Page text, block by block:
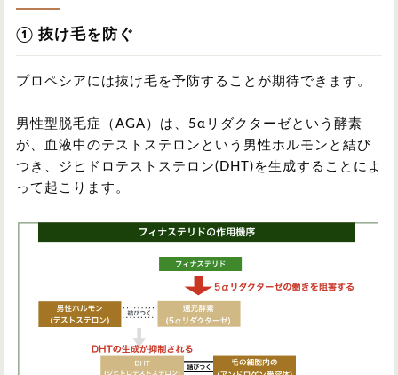
① 抜け毛を防ぐ
プロペシアには抜け毛を予防することが期待できます。
男性型脱毛症（AGA）は、5αリダクターゼという酵素
が、血液中のテストステロンという男性ホルモンと結び
つき、ジヒドロテストステロン(DHT)を生成することによ
って起こります。